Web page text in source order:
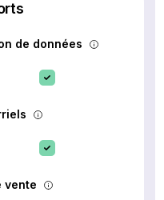
de données
vente